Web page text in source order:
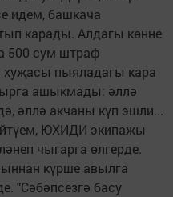
идем, башкача
карады. Алдагы көнне
500 сум штраф
хуҗасы пыяладагы кара
ашыкмады: әллә
әллә акчаны күп эшли...
ЮХИДИ экипажы
чыгарга өлгерде.
күрше авылга
"Сәбәпсезгә басу